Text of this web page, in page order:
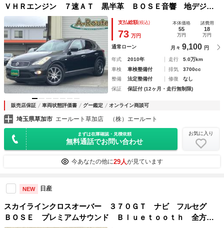
ＶＨＲエンジン ７速ＡＴ 黒半革 ＢＯＳＥ音響 地デジＴ
Ｖ Ｂｌｕｅｔｏｏｔｈ接続 純正ＨＤＤナビ ＣＤ／ＤＶＤ
再生 音楽録音 後席電動格納 スマートキー ＥＴＣ ＨＩ
Ｄ オートライト
支払総額(税込)
73 万円
本体価格
55
万円
諸費用
18
万円
通常ローン 月々 9,100 円
年式 2010年 走行
5.0万km
車検
車検整備付 排気
3700cc
整備
法定整備付 修復
なし
保証
保証付 (12ヶ月・走行無制限)
販売店保証 車両状態評価書 グー鑑定 オンライン商談可
埼玉県草加市 エールート草加店 （株）エールート
まずは在庫確認・見積依頼
無料通話でお問い合わせ
お気に入り
今あなたの他に29人が見ています
NEW 日産
スカイラインクロスオーバー ３７０ＧＴ ナビ フルセグ
ＢＯＳＥ プレミアムサウンド Ｂｌｕｅｔｏｏｔｈ 全方位